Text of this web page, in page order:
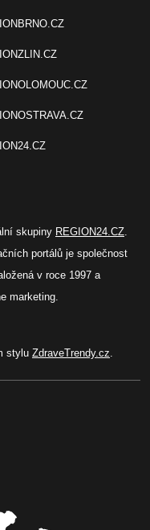
skupiny REGION24.CZ.
portálů je společnost
v roce 1997 a
marketing.
stylu ZdraveTrendy.cz.